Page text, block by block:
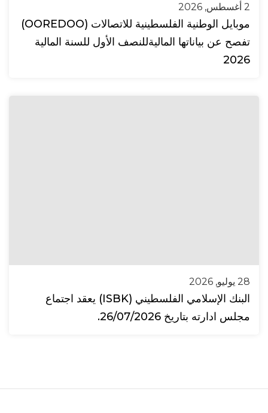
2 أغسطس, 2026
موبايل الوطنية الفلسطينية للاتصالات (OOREDOO)
تفصح عن بياناتها الماليةللنصف الأول للسنة المالية
2026
28 يوليو, 2026
البنك الإسلامي الفلسطيني (ISBK) يعقد اجتماع
مجلس ادارته بتاريخ 26/07/2026.